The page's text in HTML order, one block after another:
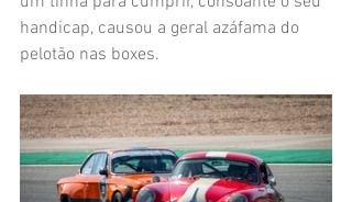
handicap, causou a geral azáfama do
pelotão nas boxes.